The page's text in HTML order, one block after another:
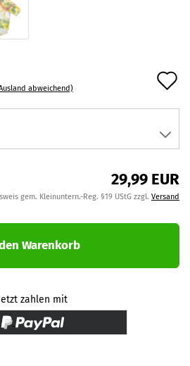
abweichend)
29,99 EUR
gem. Kleinuntern.-Reg. §19 UStG zzgl. Versand
Warenkorb
zahlen mit